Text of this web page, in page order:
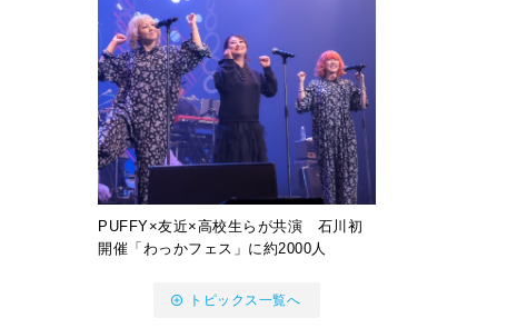
PUFFY×友近×高校生らが共演 石川初
開催「わっかフェス」に約2000人
トピックス一覧へ